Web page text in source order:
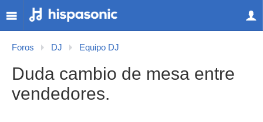
Foros DJ Equipo DJ
Duda cambio de mesa entre
vendedores.